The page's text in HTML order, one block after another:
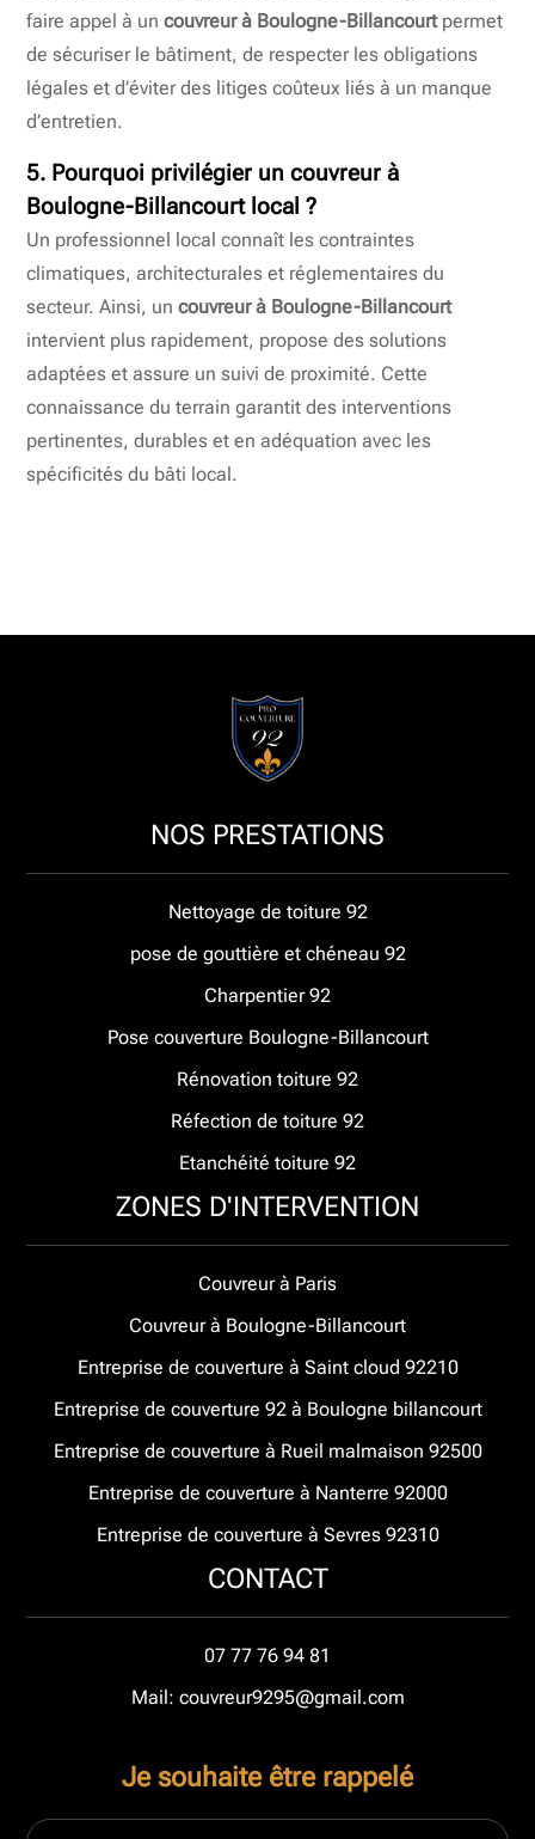
faire appel à uncouvreur à Boulogne-Billancourtpermet
de sécuriser le bâtiment, de respecter les obligations
légales et d’éviter des litiges coûteux liés à un manque
d’entretien.
5. Pourquoi privilégier uncouvreur à
Boulogne-Billancourtlocal ?
Un professionnel local connaît les contraintes
climatiques, architecturales et réglementaires du
secteur. Ainsi, uncouvreur à Boulogne-Billancourt
intervient plus rapidement, propose des solutions
adaptées et assure un suivi de proximité. Cette
connaissance du terrain garantit des interventions
pertinentes, durables et en adéquation avec les
spécificités du bâti local.
NOS PRESTATIONS
Nettoyage de toiture 92
pose de gouttière et chéneau 92
Charpentier 92
Pose couverture Boulogne-Billancourt
Rénovation toiture 92
Réfection de toiture 92
Etanchéité toiture 92
ZONES D'INTERVENTION
Couvreur à Paris
Couvreur à Boulogne-Billancourt
Entreprise de couverture à Saint cloud 92210
Entreprise de couverture 92 à Boulogne billancourt
Entreprise de couverture à Rueil malmaison 92500
Entreprise de couverture à Nanterre 92000
Entreprise de couverture à Sevres 92310
CONTACT
07 77 76 94 81
Mail: couvreur9295@gmail.com
Je souhaite être rappelé